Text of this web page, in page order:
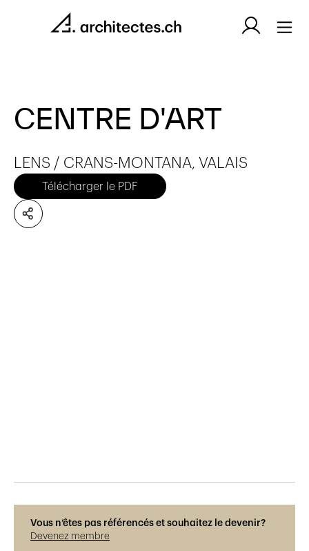
CENTRE D'ART
LENS / CRANS-MONTANA, VALAIS
Télécharger le PDF
Vous n’êtes pas référencés et souhaitez le devenir?
Devenez membre